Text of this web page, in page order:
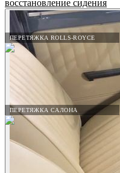
ПЕРЕТЯЖКА ROLLS-ROYCE
ПЕРЕТЯЖКА САЛОНА
восстановление сидения